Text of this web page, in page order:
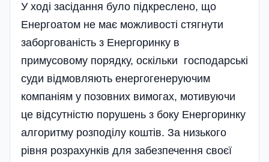
У ході засідання було підкреслено, що
Енергоатом не має можливості стягнути
заборгованість з Енергоринку в
примусовому порядку, оскільки господарські
суди відмовляють енергогенеруючим
компаніям у позовних вимогах, мотивуючи
це відсутністю порушень з боку Енергоринку
алгоритму розподілу коштів. За низького
рівня розрахунків для забезпечення своєї